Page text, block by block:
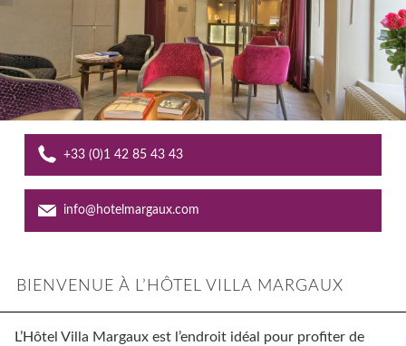
Chambres
Photos
Situation
Offres
Contact
+33 (0)1 42 85 43 43
info@hotelmargaux.com
BIENVENUE À L’HÔTEL VILLA MARGAUX
L’Hôtel Villa Margaux est l’endroit idéal pour profiter de